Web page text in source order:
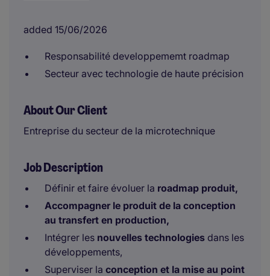
added 15/06/2026
Responsabilité developpememt roadmap
Secteur avec technologie de haute précision
About Our Client
Entreprise du secteur de la microtechnique
Job Description
Définir et faire évoluer la roadmap produit,
Accompagner le produit de la conception
au transfert en production,
Intégrer les nouvelles technologies dans les
développements,
Superviser la conception et la mise au point